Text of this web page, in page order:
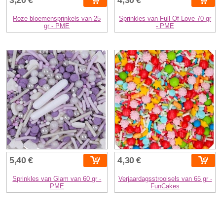
Roze bloemensprinkels van 25
gr - PME
Sprinkles van Full Of Love 70 gr
- PME
5,40 €
Sprinkles van Glam van 60 gr -
PME
4,30 €
Verjaardagsstrooisels van 65 gr -
FunCakes